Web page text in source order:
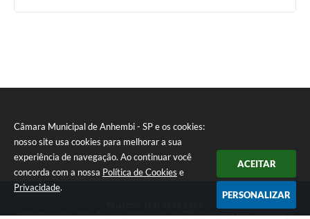
Câmara Municipal de Anhembi - SP e os cookies:
nosso site usa cookies para melhorar a sua
experiência de navegação. Ao continuar você
concorda com a nossa Política de Cookies e
Privacidade.
ACEITAR
PERSONALIZAR
Endereço: Rua: Salvador Luiz dos Santos, nº 776, Centro | CEP: 18630-047